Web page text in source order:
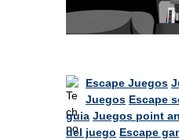
Escape Juegos
Juegos Escape
guia Juegos point
del juego Escape